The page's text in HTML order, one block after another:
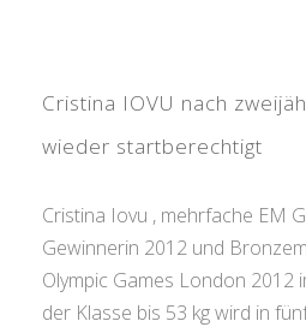
Cristina IOVU nach
wieder startberechtigt
Cristina Iovu , mehrfache EM
Gewinnerin 2012 und
Olympic Games London 2012
der Klasse bis 53 kg wird in